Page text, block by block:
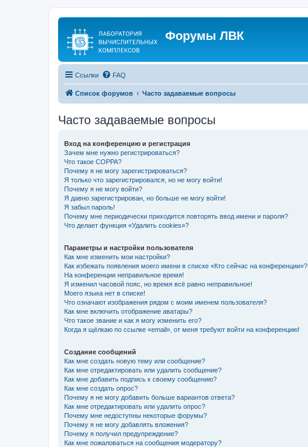
Форумы ЛВК
Ссылки FAQ
Список форумов Часто задаваемые вопросы
Часто задаваемые вопросы
Вход на конференцию и регистрация
Зачем мне нужно регистрироваться?
Что такое COPPA?
Почему я не могу зарегистрироваться?
Я только что зарегистрировался, но не могу войти!
Почему я не могу войти?
Я давно зарегистрирован, но больше не могу войти!
Я забыл пароль!
Почему мне периодически приходится повторять ввод имени и пароля?
Что делает функция «Удалить cookies»?
Параметры и настройки пользователя
Как мне изменить мои настройки?
Как избежать появления моего имени в списке «Кто сейчас на конференции»?
На конференции неправильное время!
Я изменил часовой пояс, но время всё равно неправильное!
Моего языка нет в списке!
Что означают изображения рядом с моим именем пользователя?
Как мне включить отображение аватары?
Что такое звание и как я могу изменить его?
Когда я щёлкаю по ссылке «email», от меня требуют войти на конференцию!
Создание сообщений
Как мне создать новую тему или сообщение?
Как мне отредактировать или удалить сообщение?
Как мне добавить подпись к своему сообщению?
Как мне создать опрос?
Почему я не могу добавить больше вариантов ответа?
Как мне отредактировать или удалить опрос?
Почему мне недоступны некоторые форумы?
Почему я не могу добавлять вложения?
Почему я получил предупреждение?
Как мне пожаловаться на сообщения модератору?